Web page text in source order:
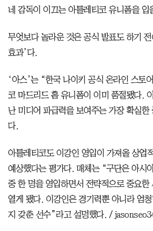
네 감독이 이끄는 아틀레티코 유니폼을 입
무엇보다 놀라운 것은 공식 발표도 하기
효과’다.
‘아스’는 “한국 나이키 공식 온라인 스토
코 마드리드 홈 유니폼이 이미 품절됐다.
난 미디어 파급력을 보여주는 가장 확실한
다.
아틀레티코도 이강인 영입이 가져올 상업
예상했다는 평가다. 매체는 “구단은 아시
중 한 명을 영입하면서 전략적으로 중요한
열게 됐다. 이강인은 경기력뿐 아니라 엄
지 갖춘 선수”라고 설명했다. /